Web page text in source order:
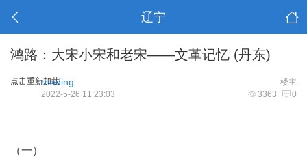
辽宁
鸿路：大宋小宋和老宋——文革记忆 (丹东)
点击重新加载 楼主
reading
3363 0
2022-5-26 11:23:03
（一）